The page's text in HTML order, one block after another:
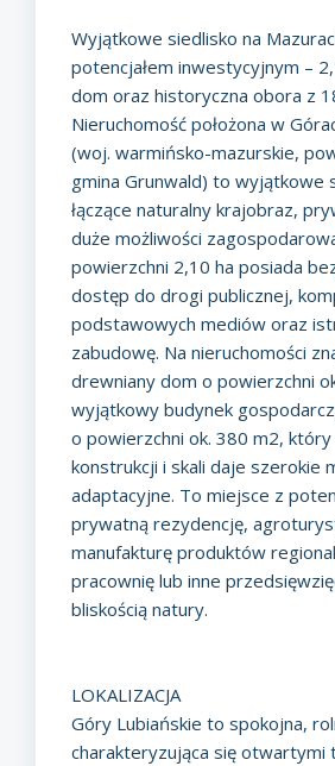
Wyjątkowe siedlisko na
potencjałem inwestycyjnym –
dom oraz historyczna obora z
Nieruchomość położona w
(woj. warmińsko-mazurskie,
gmina Grunwald) to wyjątkowe
łączące naturalny krajobraz,
duże możliwości
powierzchni 2,10 ha posiada
dostęp do drogi publicznej,
podstawowych mediów oraz
zabudowę. Na nieruchomości
drewniany dom o powierzchni
wyjątkowy budynek
o powierzchni ok. 380 m2,
konstrukcji i skali daje szerokie
adaptacyjne. To miejsce z
prywatną rezydencję,
manufakturę produktów
pracownię lub inne
bliskością natury.
LOKALIZACJA
Góry Lubiańskie to spokojna,
charakteryzująca się otwartymi